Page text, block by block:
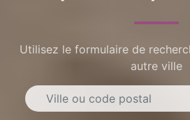
Utilisez le formulaire de
autre ville